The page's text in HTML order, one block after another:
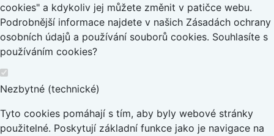
cookies" a kdykoliv jej můžete změnit v patičce webu.
Podrobnější informace najdete v našich Zásadách ochrany
osobních údajů a používání souborů cookies. Souhlasíte s
používáním cookies?
Nezbytné (technické)
Tyto cookies pomáhají s tím, aby byly webové stránky
použitelné. Poskytují základní funkce jako je navigace na